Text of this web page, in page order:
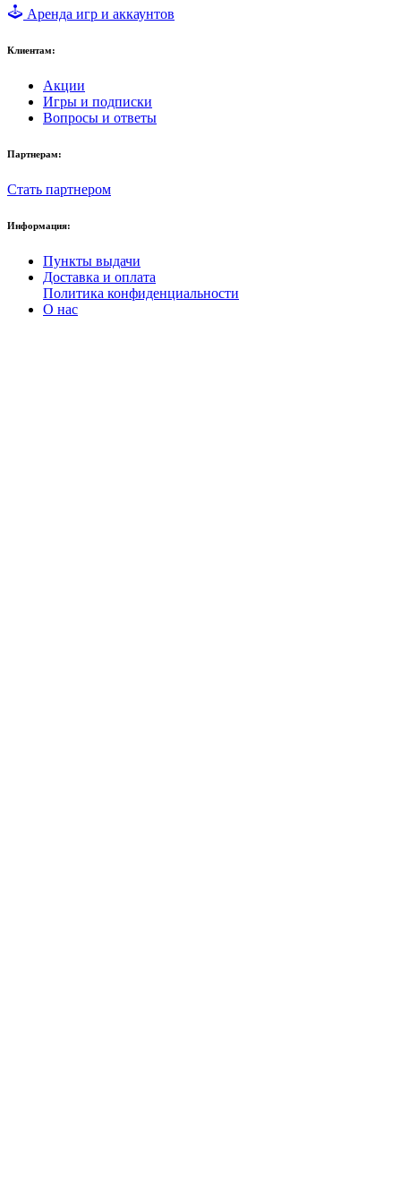
Аренда игр и аккаунтов
Клиентам:
Акции
Игры и подписки
Вопросы и ответы
Партнерам:
Стать партнером
Информация:
Пункты выдачи
Доставка и оплата
Политика конфиденциальности
О нас